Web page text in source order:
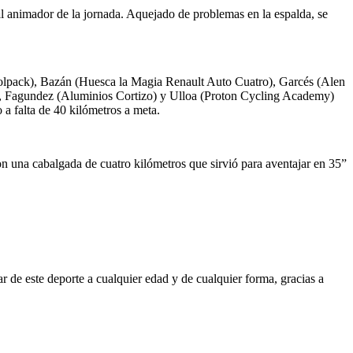
de la jornada. Aquejado de problemas en la espalda, se
Bazán (Huesca la Magia Renault Auto Cuatro), Garcés (Alen
(Aluminios Cortizo) y Ulloa (Proton Cycling Academy)
a falta de 40 kilómetros a meta.
una cabalgada de cuatro kilómetros que sirvió para aventajar en 35”
este deporte a cualquier edad y de cualquier forma, gracias a